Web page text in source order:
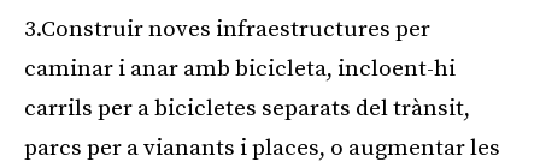
3.Construir noves infraestructures per
caminar i anar amb bicicleta, incloent-hi
carrils per a bicicletes separats del trànsit,
parcs per a vianants i places, o augmentar les